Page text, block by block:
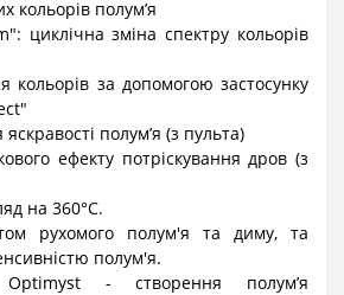
кольорів полумʼя
циклічна зміна спектру кольорів
кольорів за допомогою застосунку
полумʼя (з пульта)
ефекту потріскування дров (з
на 360°C.
рухомого полум'я та диму, та
полум'я.
Optimyst - створення полумʼя